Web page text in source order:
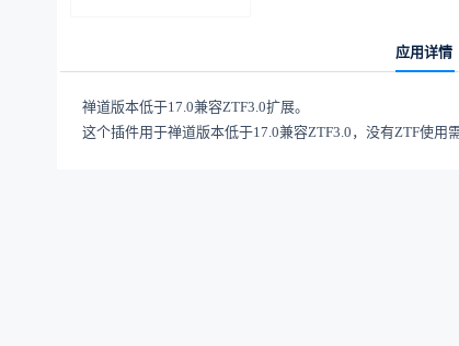
应用详情
禅道版本低于17.0兼容ZTF3.0扩展。
这个插件用于禅道版本低于17.0兼容ZTF3.0，没有ZTF使用